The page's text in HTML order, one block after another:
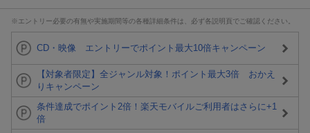
※エントリー必要の有無や実施期間等の各種詳細条件は、必ず各説明頁でご確認ください。
CD・映像 エントリーでポイント最大10倍キャンペーン
【対象者限定】全ジャンル対象！ポイント最大3倍 おかえ
りキャンペーン
条件達成でポイント2倍！楽天モバイルご利用者はさらに+1
倍